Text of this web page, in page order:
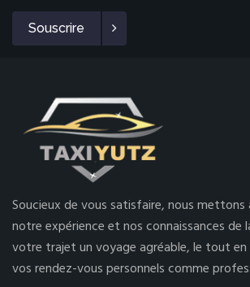
Souscrire
Soucieux de vous satisfaire, nous
notre expérience et nos connaissances de
votre trajet un voyage agréable, le tout en
vos rendez-vous personnels comme